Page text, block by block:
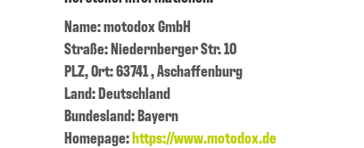
Name: motodox GmbH
Straße: Niedernberger Str. 10
PLZ, Ort: 63741 , Aschaffenburg
Land: Deutschland
Bundesland: Bayern
Homepage:https://www.motodox.de